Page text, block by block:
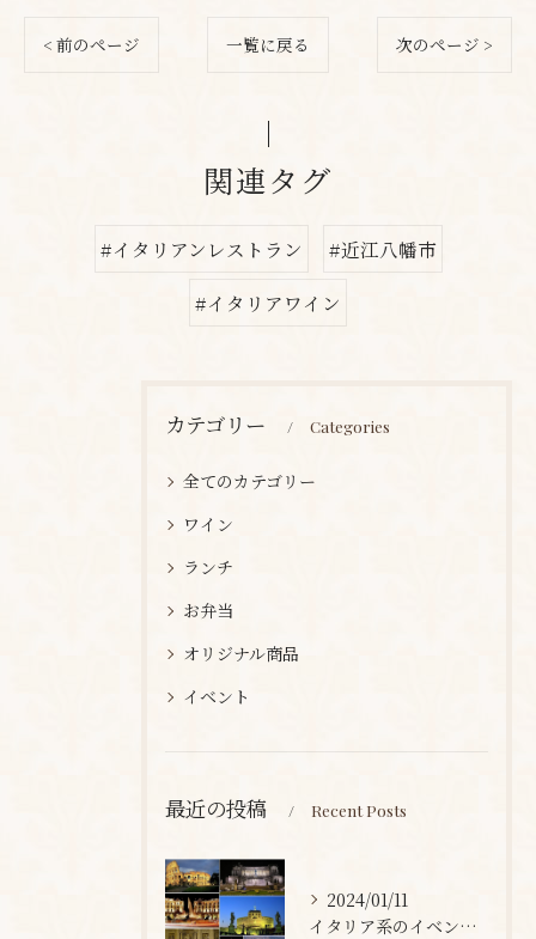
< 前のページ 一覧に戻る 次のページ >
関連タグ
#イタリアンレストラン #近江八幡市
#イタリアワイン
カテゴリー Categories
全てのカテゴリー
ワイン
ランチ
お弁当
オリジナル商品
イベント
最近の投稿 Recent Posts
2024/01/11
イタリア系のイベントを色々と(^^)